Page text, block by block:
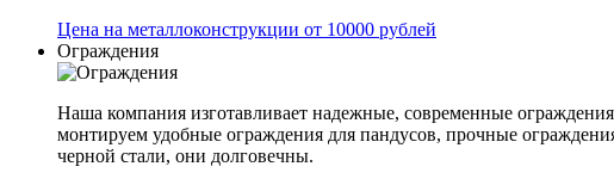
Цена на металлоконструкции от 10000 рублей
Ограждения
Наша компания изготавливает надежные, современные
монтируем удобные ограждения для пандусов, прочные
черной стали, они долговечны.